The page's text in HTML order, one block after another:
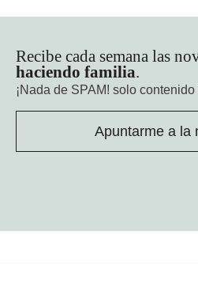
Recibe cada semana las
haciendo familia.
¡Nada de SPAM! solo contenido
Apuntarme a la